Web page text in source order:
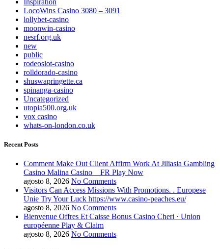
LocoWins Casino 3080 – 3091
lollybet-casino
moonwin-casino
nesrf.org.uk
new
public
rodeoslot-casino
rolldorado-casino
shuswapringette.ca
spinanga-casino
Uncategorized
utopia500.org.uk
vox casino
whats-on-london.co.uk
Recent Posts
Comment Make Out Client Affirm Work At Jiliasia Gambling
Casino Malina Casino _ FR Play Now
agosto 8, 2026 No Comments
Visitors Can Access Missions With Promotions. . Europese
Unie Try Your Luck https://www.casino-peaches.eu/
agosto 8, 2026 No Comments
Bienvenue Offres Et Caisse Bonus Casino Cheri · Union
européenne Play & Claim
agosto 8, 2026 No Comments